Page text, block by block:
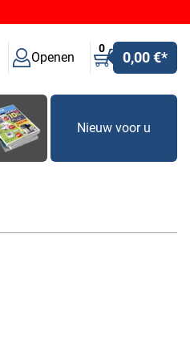
Openen
0
0,00 €*
Nieuw voor u